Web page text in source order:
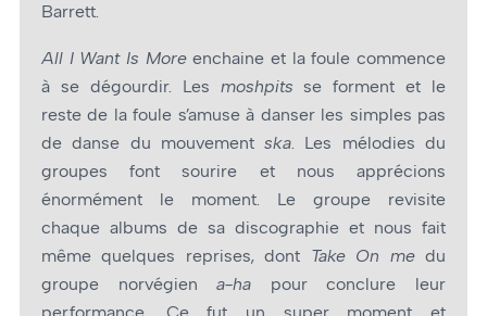
Barrett.
All I Want Is Moreenchaine et la foule commence
à se dégourdir. Les moshpitsse forment et le
reste de la foule s’amuse à danser les simples pas
de danse du mouvementska . Les mélodies du
groupes font sourire et nous apprécions
énormément le moment. Le groupe revisite
chaque albums de sa discographie et nous fait
même quelques reprises, dont Take On medu
groupe norvégiena-ha pour conclure leur
performance. Ce fut un super moment et